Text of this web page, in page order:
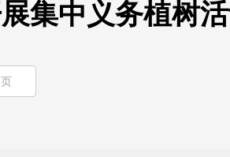
集中义务植树